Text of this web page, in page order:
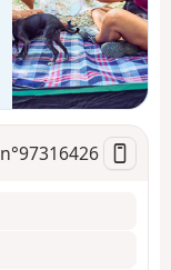
n°97316426